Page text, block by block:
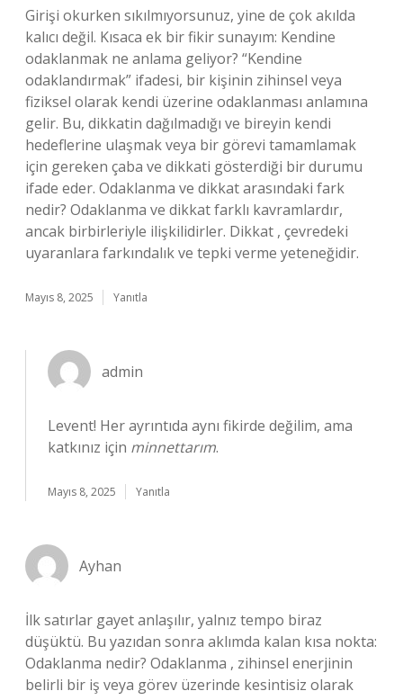
Girişi okurken sıkılmıyorsunuz, yine de çok akılda
kalıcı değil. Kısaca ek bir fikir sunayım: Kendine
odaklanmak ne anlama geliyor? “Kendine
odaklandırmak” ifadesi, bir kişinin zihinsel veya
fiziksel olarak kendi üzerine odaklanması anlamına
gelir. Bu, dikkatin dağılmadığı ve bireyin kendi
hedeflerine ulaşmak veya bir görevi tamamlamak
için gereken çaba ve dikkati gösterdiği bir durumu
ifade eder. Odaklanma ve dikkat arasındaki fark
nedir? Odaklanma ve dikkat farklı kavramlardır,
ancak birbirleriyle ilişkilidirler. Dikkat , çevredeki
uyaranlara farkındalık ve tepki verme yeteneğidir.
Mayıs 8, 2025 Yanıtla
admin
Levent! Her ayrıntıda aynı fikirde değilim, ama
katkınız için minnettarım.
Mayıs 8, 2025 Yanıtla
Ayhan
İlk satırlar gayet anlaşılır, yalnız tempo biraz
düşüktü. Bu yazıdan sonra aklımda kalan kısa nokta:
Odaklanma nedir? Odaklanma , zihinsel enerjinin
belirli bir iş veya görev üzerinde kesintisiz olarak